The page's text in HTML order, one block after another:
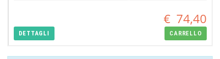
€ 74,40
DETTAGLI CARRELLO